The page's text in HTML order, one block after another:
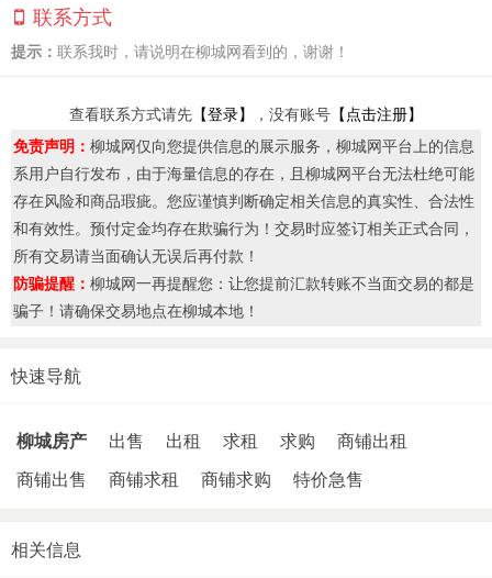
联系方式
提示： 联系我时，请说明在柳城网看到的，谢谢！
查看联系方式请先 【登录】 ，没有账号 【点击注册】
免责声明： 柳城网仅向您提供信息的展示服务，柳城网平台上的信息
系用户自行发布，由于海量信息的存在，且柳城网平台无法杜绝可能
存在风险和商品瑕疵。您应谨慎判断确定相关信息的真实性、合法性
和有效性。预付定金均存在欺骗行为！交易时应签订相关正式合同，
所有交易请当面确认无误后再付款！
防骗提醒： 柳城网一再提醒您：让您提前汇款转账不当面交易的都是
骗子！请确保交易地点在柳城本地！
快速导航
柳城房产 出售 出租 求租 求购
商铺出租
商铺出售
商铺求租 商铺求购 特价急售
相关信息